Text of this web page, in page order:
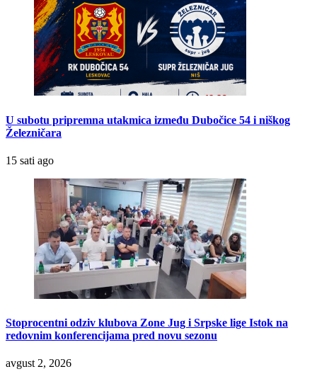
U subotu pripremna utakmica između Dubočice 54 i niškog
Železničara
15 sati ago
Stoprocentni odziv klubova Zone Jug i Srpske lige Istok na
redovnim konferencijama pred novu sezonu
avgust 2, 2026